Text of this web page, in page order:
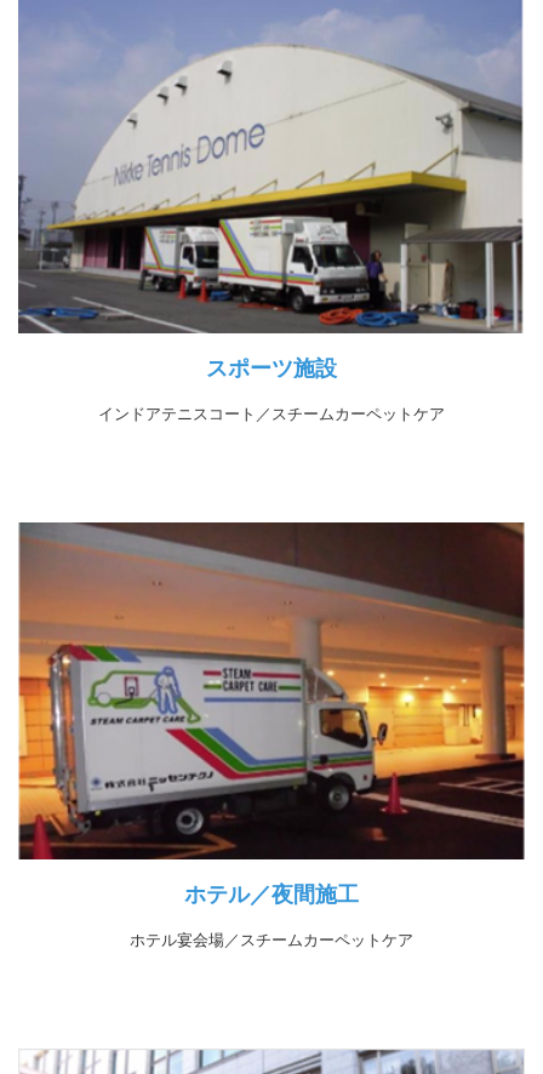
スポーツ施設
インドアテニスコート／スチームカーペットケア
ホテル／夜間施工
ホテル宴会場／スチームカーペットケア